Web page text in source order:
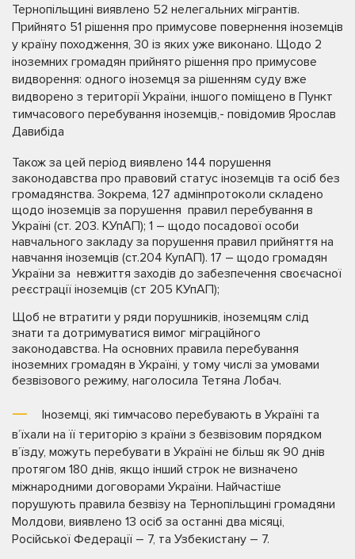
Тернопільщині виявлено 52 нелегальних мігрантів.
Прийнято 51 рішення про примусове повернення іноземців
у країну походження, 30 із яких уже виконано. Щодо 2
іноземних громадян прийнято рішення про примусове
видворення: одного іноземця за рішенням суду вже
видворено з території України, іншого поміщено в Пункт
тимчасового перебування іноземців,- повідомив Ярослав
Давибіда
Також за цей період виявлено 144 порушення
законодавства про правовий статус іноземців та осіб без
громадянства. Зокрема, 127 адмінпротоколи складено
щодо іноземців за порушення правил перебування в
Україні (ст. 203. КУпАП); 1 – щодо посадової особи
навчального закладу за порушення правил прийняття на
навчання іноземців (ст.204 КупАП). 17 – щодо громадян
України за невжиття заходів до забезпечення своєчасної
реєстрації іноземців (ст 205 КУпАП);
Щоб не втратити у ряди порушників, іноземцям слід
знати та дотримуватися вимог міграційного
законодавства. На основних правила перебування
іноземних громадян в Україні, у тому числі за умовами
безвізового режиму, наголосила Тетяна Лобач.
Іноземці, які тимчасово перебувають в Україні та
в’їхали на її територію з країни з безвізовим порядком
в’їзду, можуть перебувати в Україні не більш як 90 днів
протягом 180 днів, якщо інший строк не визначено
міжнародними договорами України. Найчастіше
порушують правила безвізу на Тернопільщині громадяни
Молдови, виявлено 13 осіб за останні два місяці,
Російської Федерації – 7, та Узбекистану – 7.